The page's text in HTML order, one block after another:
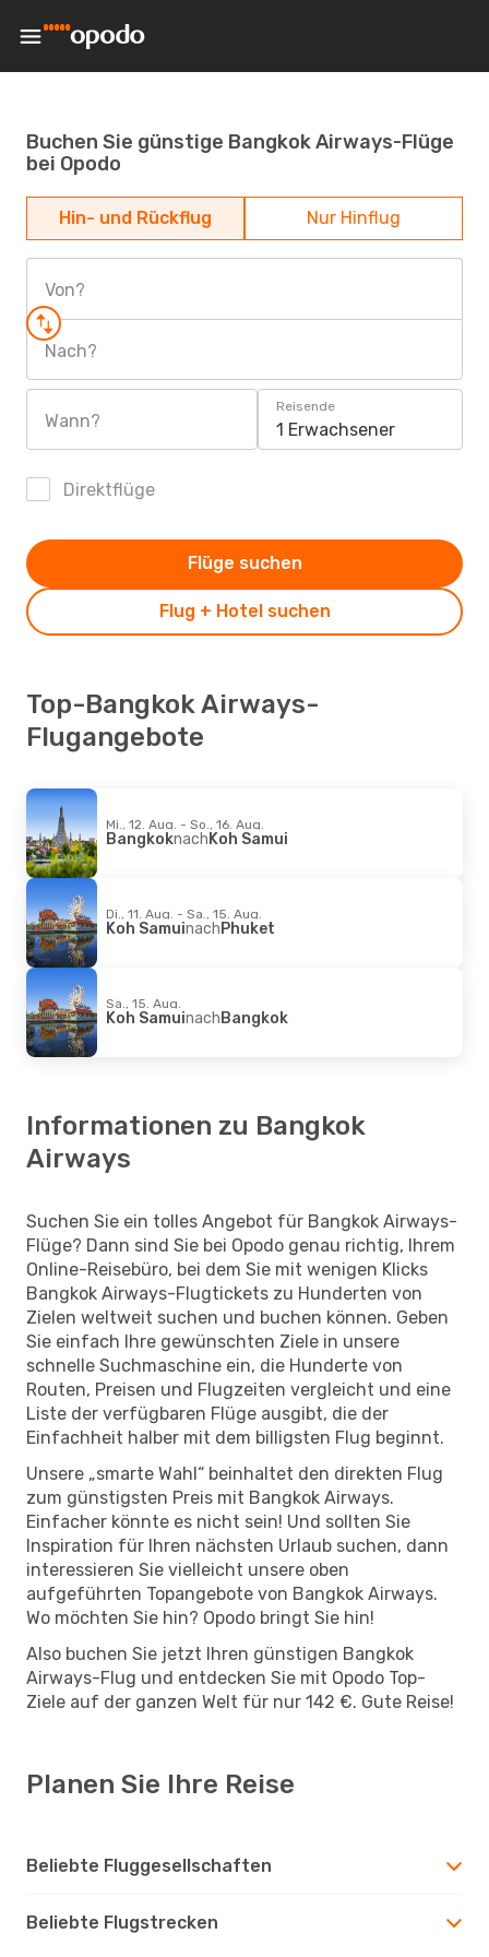
Buchen Sie günstige Bangkok Airways-Flüge
bei Opodo
Hin- und Rückflug Nur Hinflug
Von?
Nach?
Wann?
Reisende
1 Erwachsener
Direktflüge
Flug + Hotel suchen
Flüge suchen
Top-Bangkok Airways-
Flugangebote
Mi., 12. Aug. - So., 16. Aug.
BangkoknachKoh Samui
Di., 11. Aug. - Sa., 15. Aug.
Koh SamuinachPhuket
Sa., 15. Aug.
Koh SamuinachBangkok
Informationen zu Bangkok
Airways
Suchen Sie ein tolles Angebot für Bangkok Airways-
Flüge? Dann sind Sie bei Opodo genau richtig, Ihrem
Online-Reisebüro, bei dem Sie mit wenigen Klicks
Bangkok Airways-Flugtickets zu Hunderten von
Zielen weltweit suchen und buchen können. Geben
Sie einfach Ihre gewünschten Ziele in unsere
schnelle Suchmaschine ein, die Hunderte von
Routen, Preisen und Flugzeiten vergleicht und eine
Liste der verfügbaren Flüge ausgibt, die der
Einfachheit halber mit dem billigsten Flug beginnt.
Unsere „smarte Wahl“ beinhaltet den direkten Flug
zum günstigsten Preis mit Bangkok Airways.
Einfacher könnte es nicht sein! Und sollten Sie
Inspiration für Ihren nächsten Urlaub suchen, dann
interessieren Sie vielleicht unsere oben
aufgeführten Topangebote von Bangkok Airways.
Wo möchten Sie hin? Opodo bringt Sie hin!
Also buchen Sie jetzt Ihren günstigen Bangkok
Airways-Flug und entdecken Sie mit Opodo Top-
Ziele auf der ganzen Welt für nur 142 €. Gute Reise!
Planen Sie Ihre Reise
Beliebte Fluggesellschaften
Beliebte Flugstrecken